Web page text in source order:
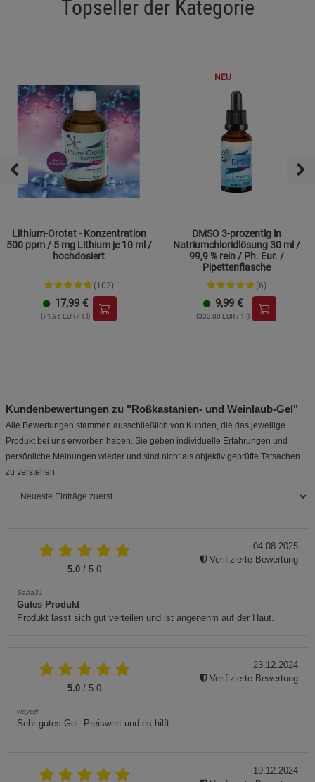
Topseller der Kategorie
Lithium-Orotat - Konzentration
500 ppm / 5 mg Lithium je 10 ml /
hochdosiert
(102)
17,99 €
(71,96 EUR / 1 l)
NEU
DMSO 3-prozentig in
Natriumchloridlösung 30 ml /
99,9 % rein / Ph. Eur. /
Pipettenflasche
(6)
9,99 €
(333,00 EUR / 1 l)
Kundenbewertungen zu "Roßkastanien- und Weinlaub-Gel"
Alle Bewertungen stammen ausschließlich von Kunden, die das jeweilige
Produkt bei uns erworben haben. Sie geben individuelle Erfahrungen und
persönliche Meinungen wieder und sind nicht als objektiv geprüfte Tatsachen
zu verstehen.
5.0 / 5.0
Saba31
Gutes Produkt
Produkt lässt sich gut verteilen und ist angenehm auf der Haut.
04.08.2025
Verifizierte Bewertung
5.0 / 5.0
woyczi
Sehr gutes Gel. Preiswert und es hilft.
23.12.2024
Verifizierte Bewertung
19.12.2024